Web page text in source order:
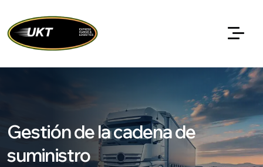
Gestión de la cadena de
suministro